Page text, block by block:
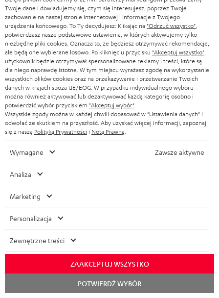
o
b
r
a
n
i
a
o
r
m
a
c
j
e
o
w
y
s
ł
c
I
n
f
o
r
m
a
c
j
e
d
t
y
z
ą
Prawny obowiązek zapewnienia zgodności towaru z
umową
D
a
n
e
k
o
n
a
o
w
Biuro Obsługi Klienta
00800 200 300 40
Pon-Pt od godziny 09:00 do 17:00
W niedziele i święta zamknięte
Serwis
Najczęściej zadawane pytania
Wyszukiwarka sklepów
Poznaj nasze produkty na żywo i zaufaj naszym
Testuj przez 8 tygodni
Twoje dane i dowiadujemy się, czym się interesujesz, poprzez Twoje
zachowanie na naszej stronie internetowej i informacje z Twojego
urządzenia końcowego. To Ty decydujesz: Klikając na "Odrzuć wszystko"
potwierdzasz nasze podstawowe ustawienia, w których aktywujemy tylko
niezbędne pliki cookies. Oznacza to, że będziesz otrzymywać rekomendacje,
ale będą one wybierane losowo. Po kliknięciu przycisku "Akceptuj wszystko"
użytkownik będzie otrzymywał spersonalizowane reklamy i treści, które są
dla niego naprawdę istotne. W tym miejscu wyrażasz zgodę na wykorzystanie
wszystkich plików cookies oraz na przekazywanie i przetwarzanie Twoich
danych w krajach spoza UE/EOG. W przypadku indywidualnego wyboru
można również aktywować lub dezaktywować każdą kategorię osobno i
potwierdzić wybór przyciskiem "Akceptuj wybór"
Wszystkie zgody można w każdej chwili dopasować w "Ustawienia danych" i
odwołać ze skutkiem na przyszłość. Aby uzyskać więcej informacji, zapoznaj
się z naszą Polityką Prywatności i Notą Prawną
Wymagane Zawsze aktywne
Analiza
Marketing
Personalizacja
Zewnętrzne treści
ZAAKCEPTUJ WSZYSTKO
POTWIERDŹ WYBÓR